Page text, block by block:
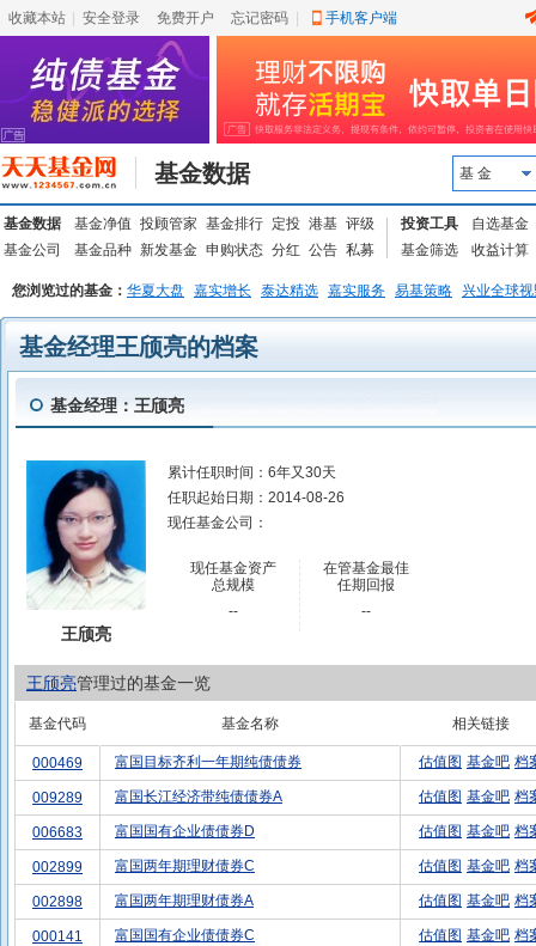
收藏本站 安全登录 免费开户 忘记密码 手机客户端
基金数据 基 金
基金数据 基金净值 投顾管家 基金排行 定投 港基 评级
基金公司
基金品种 新发基金 申购状态 分红 公告 私募
投资工具
自选基金
基金筛选
收益计算
您浏览过的基金： 华夏大盘 嘉实增长 泰达精选 嘉实服务 易基策略 兴业全球
基金经理王颀亮的档案
基金经理：王颀亮
王颀亮
累计任职时间： 6年又30天
任职起始日期： 2014-08-26
现任基金公司：
现任基金资产
总规模
--
在管基金最佳
任期回报
--
王颀亮管理过的基金一览
基金代码 基金名称 相关链接
000469 富国目标齐利一年期纯债债券 估值图 基金吧 档
009289 富国长江经济带纯债债券A 估值图 基金吧 档
006683 富国国有企业债债券D 估值图 基金吧 档
002899 富国两年期理财债券C 估值图 基金吧 档
002898 富国两年期理财债券A 估值图 基金吧 档
000141 富国国有企业债债券C 估值图 基金吧 档